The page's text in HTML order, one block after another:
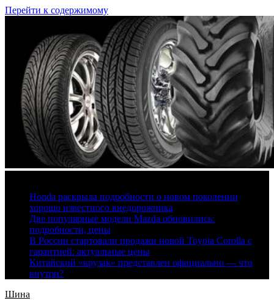
Перейти к содержимому
Honda раскрыла подробности о новом поколении
хорошо известного внедорожника
Две популярные модели Mazda обновились:
подробности, цены
В России стартовали продажи новой Toyota Corolla с
гарантией: актуальные цены
Китайский «крузак» представлен официально — что
внутри?
Шина